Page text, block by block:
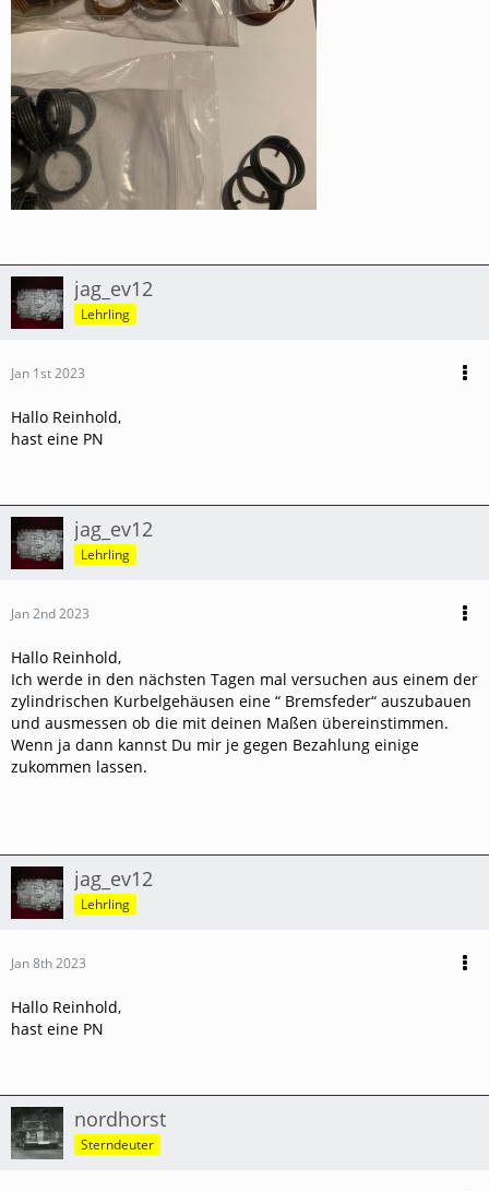
jag_ev12
Lehrling
Jan 1st 2023
Hallo Reinhold,
hast eine PN
jag_ev12
Lehrling
Jan 2nd 2023
Hallo Reinhold,
Ich werde in den nächsten Tagen mal versuchen aus einem der
zylindrischen Kurbelgehäusen eine “ Bremsfeder“ auszubauen
und ausmessen ob die mit deinen Maßen übereinstimmen.
Wenn ja dann kannst Du mir je gegen Bezahlung einige
zukommen lassen.
jag_ev12
Lehrling
Jan 8th 2023
Hallo Reinhold,
hast eine PN
nordhorst
Sterndeuter